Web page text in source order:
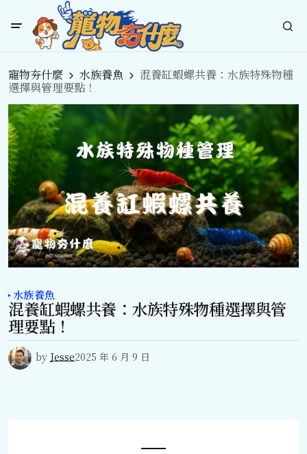
寵物夯什麼 水族養魚
混養缸蝦螺共養：水族特殊物種
選擇與管理要點！
水族養魚
混養缸蝦螺共養：水族特殊物種選擇與管
理要點！
by Jesse2025 年 6 月 9 日